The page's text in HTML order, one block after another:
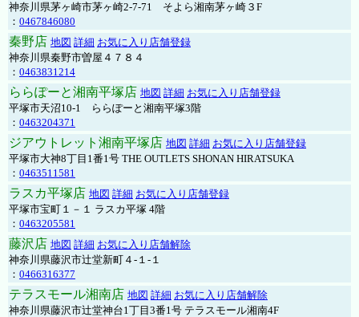
神奈川県茅ヶ崎市茅ヶ崎2‐7‐71 そよら湘南茅ヶ崎３F
： 0467846080
秦野店 地図 詳細 お気に入り店舗登録
神奈川県秦野市曽屋４７８４
： 0463831214
ららぽーと湘南平塚店 地図 詳細 お気に入り店舗登録
平塚市天沼10-1 ららぽーと湘南平塚3階
： 0463204371
ジアウトレット湘南平塚店 地図 詳細 お気に入り店舗登録
平塚市大神8丁目1番1号 THE OUTLETS SHONAN HIRATSUKA
： 0463511581
ラスカ平塚店 地図 詳細 お気に入り店舗登録
平塚市宝町１－１ ラスカ平塚 4階
： 0463205581
藤沢店 地図 詳細 お気に入り店舗解除
神奈川県藤沢市辻堂新町４-１-１
： 0466316377
テラスモール湘南店 地図 詳細 お気に入り店舗解除
神奈川県藤沢市辻堂神台1丁目3番1号 テラスモール湘南4F